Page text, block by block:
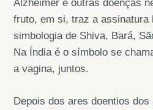
Alzheimer e outras doenças
fruto, em si, traz a assinatura
simbologia de Shiva, Bará,
Na Índia é o símbolo se
a vagina, juntos.
Depois dos ares doentios